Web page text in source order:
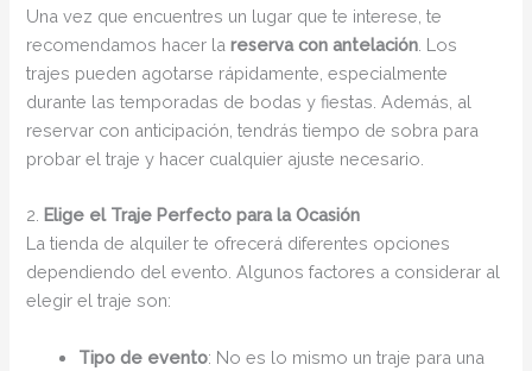
Una vez que encuentres un lugar que te interese, te
recomendamos hacer lareserva con antelación . Los
trajes pueden agotarse rápidamente, especialmente
durante las temporadas de bodas y fiestas. Además, al
reservar con anticipación, tendrás tiempo de sobra para
probar el traje y hacer cualquier ajuste necesario.
2. Elige el Traje Perfecto para la Ocasión
La tienda de alquiler te ofrecerá diferentes opciones
dependiendo del evento. Algunos factores a considerar al
elegir el traje son:
Tipo de evento: No es lo mismo un traje para una